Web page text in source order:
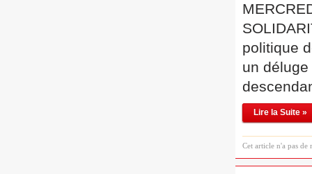
politique
un
Lire la Suite »
Cet article n'a pas de